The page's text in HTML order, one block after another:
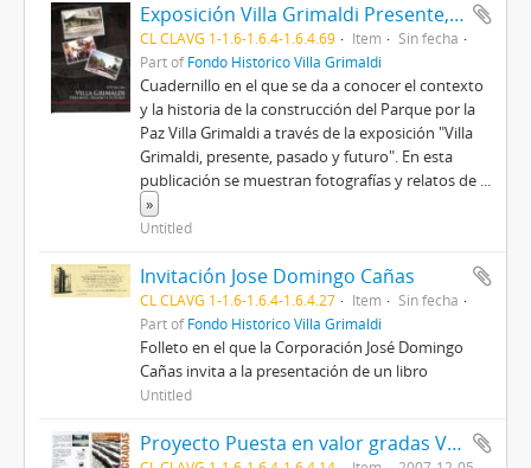
Exposición Villa Grimaldi Presente, Pasado y Futuro
CL CLAVG 1-1.6-1.6.4-1.6.4.69 Item
Sin fecha
Part ofFondo Histórico Villa Grimaldi
Cuadernillo en el que se da a conocer el contexto
y la historia de la construcción del Parque por la
Paz Villa Grimaldi a través de la exposición "Villa
Grimaldi, presente, pasado y futuro". En esta
publicación se muestran fotografías y relatos de ...
»
Untitled
Invitación Jose Domingo Cañas
CL CLAVG 1-1.6-1.6.4-1.6.4.27 Item
Sin fecha
Part ofFondo Histórico Villa Grimaldi
Folleto en el que la Corporación José Domingo
Cañas invita a la presentación de un libro
Untitled
Proyecto Puesta en valor gradas Villa Grimaldi